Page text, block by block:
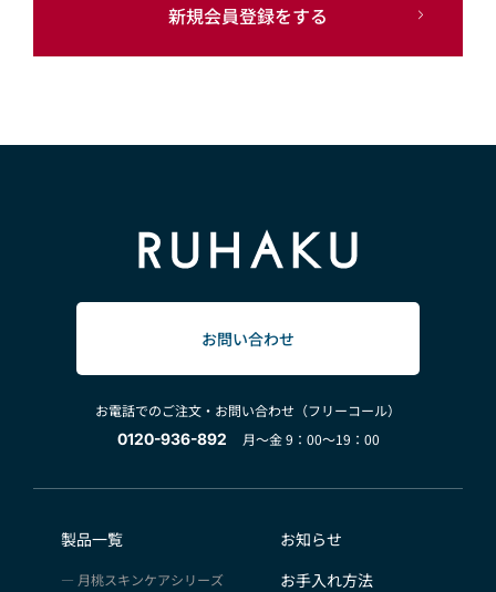
新規会員登録をする
お問い合わせ
お電話でのご注文・お問い合わせ（フリーコール）
0120-936-892
月～金 9：00～19：00
製品一覧
月桃スキンケアシリーズ
お知らせ
お手入れ方法